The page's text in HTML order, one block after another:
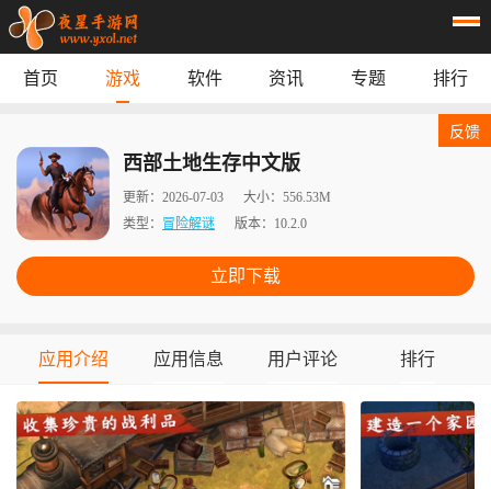
专题 榜单
首页 游戏 软件 资讯 专题 排行
西部土地生存中文版
更新： 2026-07-03 大小： 556.53M
类型： 冒险解谜 版本： 10.2.0
立即下载
反馈
应用介绍 应用信息 用户评论 排行